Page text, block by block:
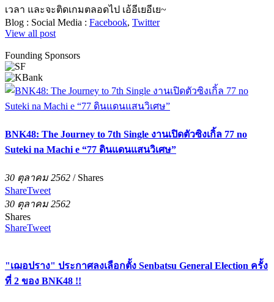
เวลา และจะติดเกมตลอดไป เอ้อีเยอีเย~
Blog : Social Media : Facebook, Twitter
View all post
Founding Sponsors
BNK48: The Journey to 7th Single งานเปิดตัวซิงเกิ้ล 77 no
Suteki na Machi e “77 ดินแดนแสนวิเศษ”
30 ตุลาคม 2562 / Shares
ShareTweet
30 ตุลาคม 2562
Shares
ShareTweet
"เฌอปราง" ประกาศลงเลือกตั้ง Senbatsu General Election ครั้ง
ที่ 2 ของ BNK48 !!